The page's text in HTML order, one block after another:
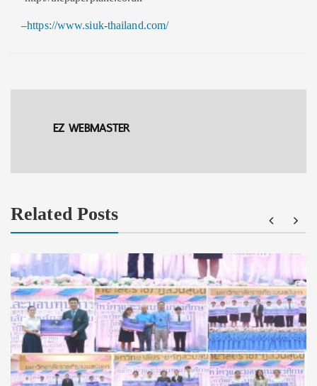
–https://www.siuk-thailand.com/
EZ WEBMASTER
Related Posts